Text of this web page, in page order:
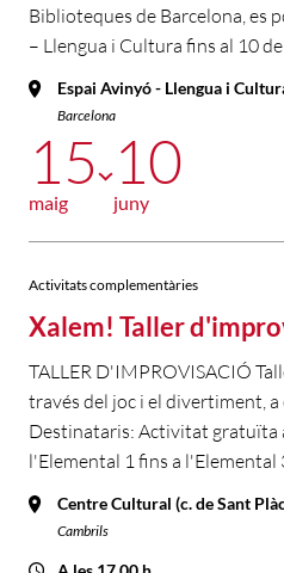
Biblioteques de Barcelona, es
– Llengua i Cultura fins al 10
Espai Avinyó - Llengua i
Barcelona
15
maig
10
juny
Activitats complementàries
Xalem! Taller
TALLER D'IMPROVISACIÓ
través del joc i el divertiment,
Destinataris: Activitat gratuïta
l'Elemental 1 fins a l'Elemental
Centre Cultural (c. de Sant
Cambrils